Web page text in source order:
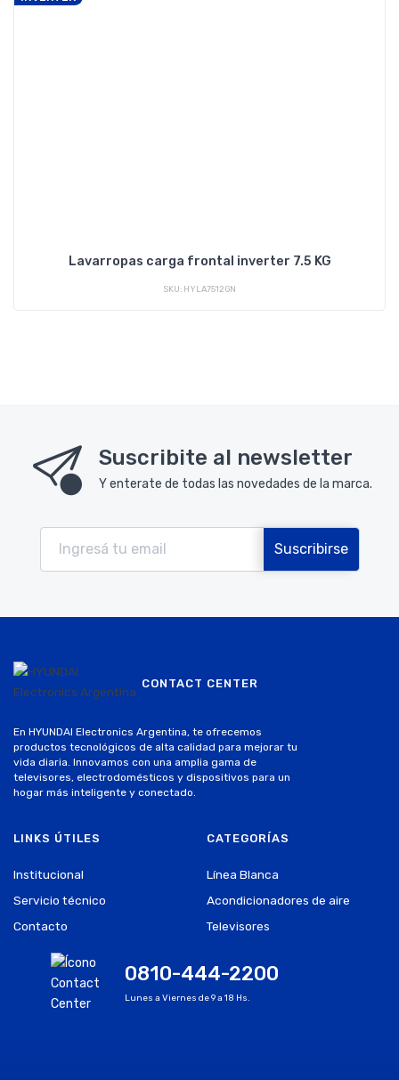
SKU: HYLA7512GN
Lavarropas carga frontal inverter 7.5 KG
Suscribite al newsletter
Y enterate de todas las novedades de la marca.
Suscribirse
En HYUNDAI Electronics Argentina, te ofrecemos
productos tecnológicos de alta calidad para mejorar tu
vida diaria. Innovamos con una amplia gama de
televisores, electrodomésticos y dispositivos para un
hogar más inteligente y conectado.
LINKS ÚTILES
Institucional
Servicio técnico
Contacto
CATEGORÍAS
Línea Blanca
Acondicionadores de aire
Televisores
CONTACT CENTER
0810-444-2200
Lunes a Viernes de 9 a 18 Hs.